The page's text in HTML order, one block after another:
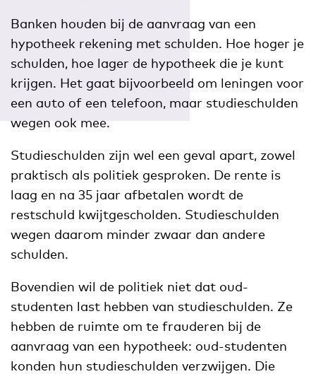
Banken houden bij de aanvraag van een
hypotheek rekening met schulden. Hoe hoger je
schulden, hoe lager de hypotheek die je kunt
krijgen. Het gaat bijvoorbeeld om leningen voor
een auto of een telefoon, maar studieschulden
wegen ook mee.
Studieschulden zijn wel een geval apart, zowel
praktisch als politiek gesproken. De rente is
laag en na 35 jaar afbetalen wordt de
restschuld kwijtgescholden. Studieschulden
wegen daarom minder zwaar dan andere
schulden.
Bovendien wil de politiek niet dat oud-
studenten last hebben van studieschulden. Ze
hebben de ruimte om te frauderen bij de
aanvraag van een hypotheek: oud-studenten
konden hun studieschulden verzwijgen. Die